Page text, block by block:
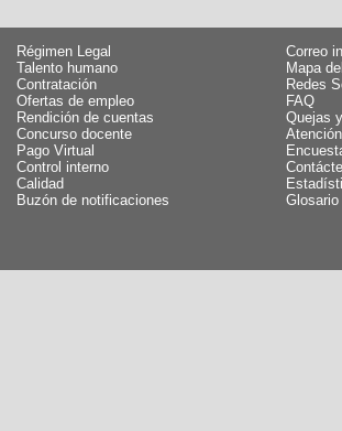
Régimen Legal
Talento humano
Contratación
Ofertas de empleo
Rendición de cuentas
Concurso docente
Pago Virtual
Control interno
Calidad
Buzón de notificaciones
Correo
Mapa
Redes
FAQ
Quejas
Glosario